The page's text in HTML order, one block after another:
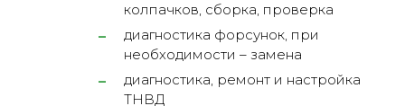
колпачков, сборка, проверка
диагностика форсунок, при
необходимости – замена
диагностика, ремонт и настройка
ТНВД